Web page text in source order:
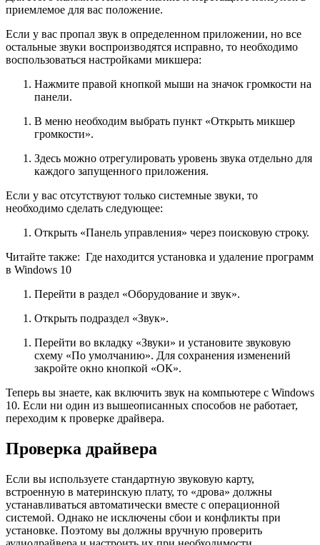
приемлемое для вас положение.
Если у вас пропал звук в определенном приложении, но все
остальные звуки воспроизводятся исправно, то необходимо
воспользоваться настройками микшера:
Нажмите правой кнопкой мыши на значок громкости на
панели.
В меню необходим выбрать пункт «Открыть микшер
громкости».
Здесь можно отрегулировать уровень звука отдельно для
каждого запущенного приложения.
Если у вас отсутствуют только системные звуки, то
необходимо сделать следующее:
Открыть «Панель управления» через поисковую строку.
Читайте также: Где находится установка и удаление программ
в Windows 10
Перейти в раздел «Оборудование и звук».
Открыть подраздел «Звук».
Перейти во вкладку «Звуки» и установите звуковую
схему «По умолчанию». Для сохранения изменений
закройте окно кнопкой «ОК».
Теперь вы знаете, как включить звук на компьютере с Windows
10. Если ни один из вышеописанных способов не работает,
переходим к проверке драйвера.
Проверка драйвера
Если вы используете стандартную звуковую карту,
встроенную в материнскую плату, то «дрова» должны
устанавливаться автоматически вместе с операционной
системой. Однако не исключены сбои и конфликты при
установке. Поэтому вы должны вручную проверить